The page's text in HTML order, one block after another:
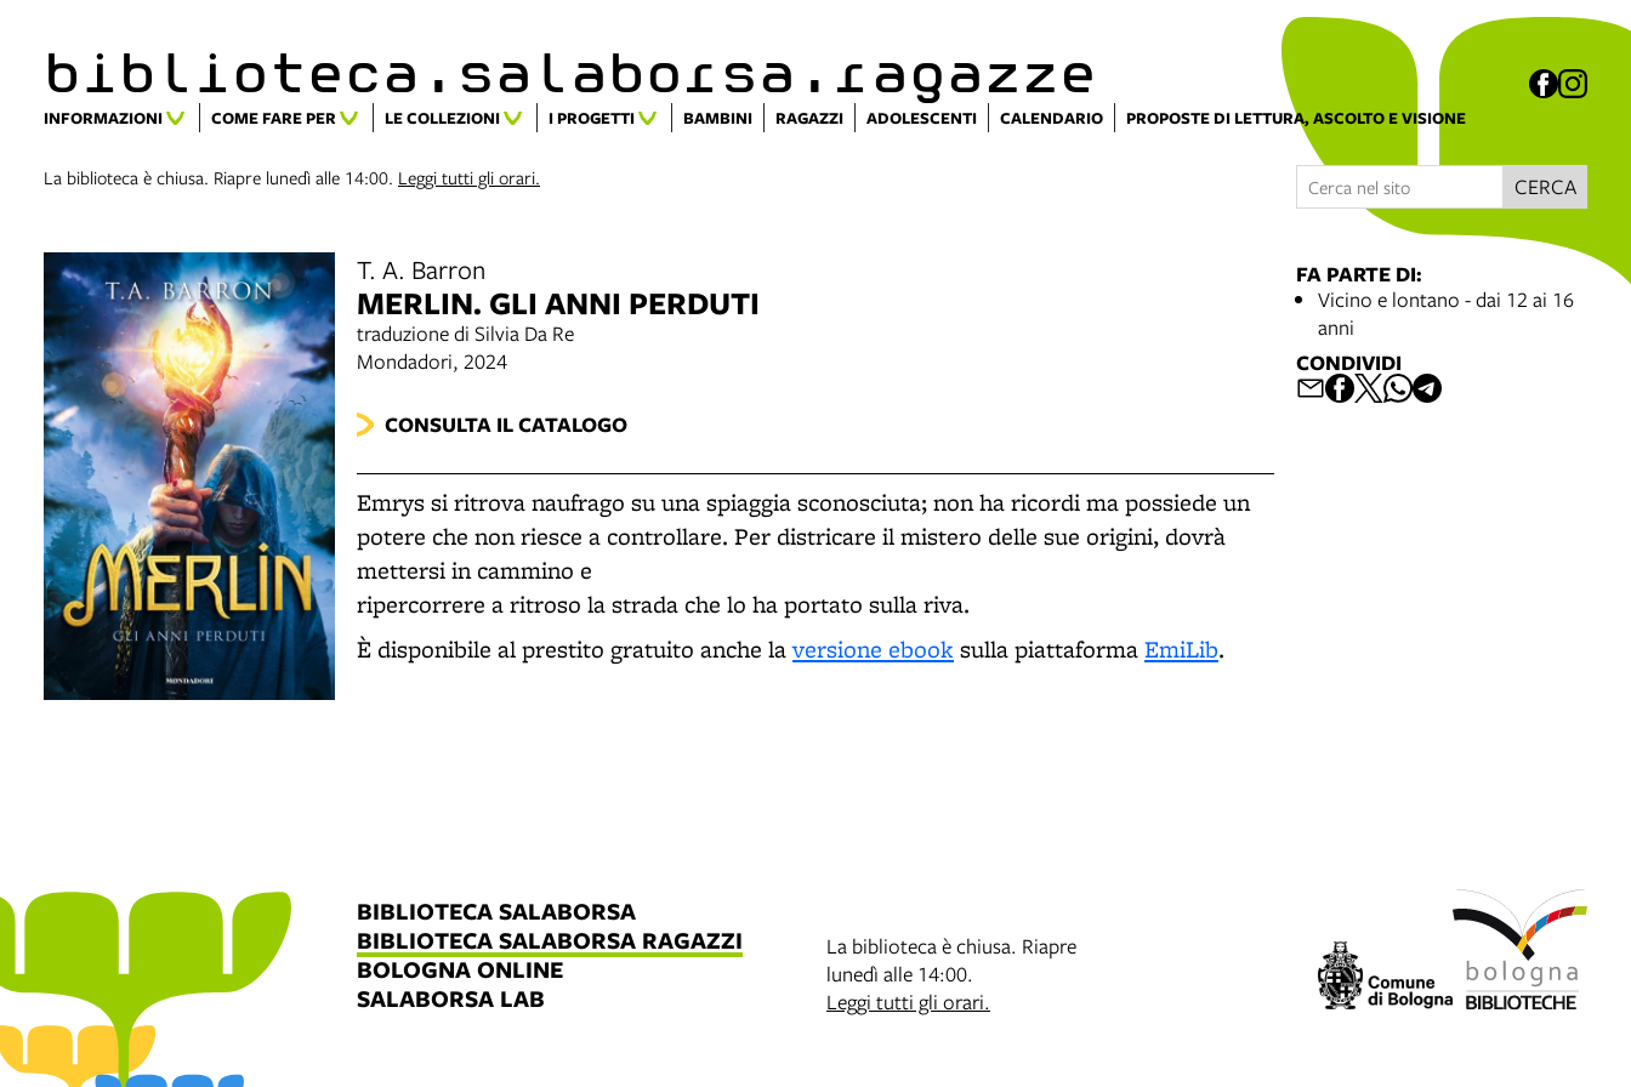
biblioteca.​salaborsa.ragazze
INFORMAZIONI COME FARE PER LE COLLEZIONI I PROGETTI BAMBINI RAGAZZI ADOLESCENTI CALENDARIO PROPOSTE DI LETTURA, ASCOLTO E VISIONE
La biblioteca è chiusa. Riapre lunedì alle 14:00. Leggi tutti gli orari. CERCA
T. A. Barron
MERLIN. GLI ANNI PERDUTI
traduzione di Silvia Da Re
Mondadori, 2024
CONSULTA IL CATALOGO
Emrys si ritrova naufrago su una spiaggia sconosciuta; non ha ricordi ma possiede un
potere che non riesce a controllare. Per districare il mistero delle sue origini, dovrà
mettersi in cammino e
ripercorrere a ritroso la strada che lo ha portato sulla riva.
È disponibile al prestito gratuito anche laversione ebook sulla piattaformaEmiLib.
FA PARTE DI:
Vicino e lontano - dai 12 ai 16
anni
CONDIVIDI
BIBLIOTECA SALABORSA
BIBLIOTECA SALABORSA RAGAZZI
BOLOGNA ONLINE
SALABORSA LAB
La biblioteca è chiusa. Riapre
lunedì alle 14:00.
Leggi tutti gli orari.